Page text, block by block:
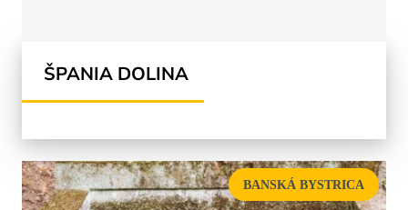
ŠPANIA DOLINA
BANSKÁ BYSTRICA